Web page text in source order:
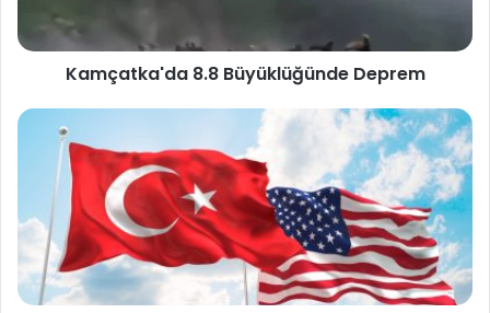
Kamçatka'da 8.8 Büyüklüğünde Deprem